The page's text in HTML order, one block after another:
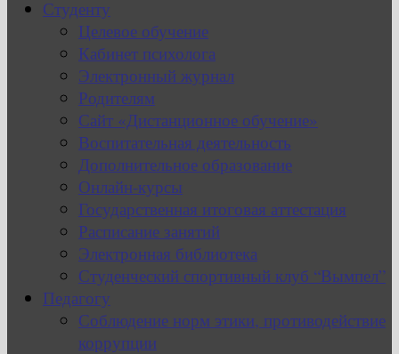
Студенту
Целевое обучение
Кабинет психолога
Электронный журнал
Родителям
Сайт «Дистанционное обучение»
Воспитательная деятельность
Дополнительное образование
Онлайн-курсы
Государственная итоговая аттестация
Расписание занятий
Электронная библиотека
Студенческий спортивный клуб “Вымпел”
Педагогу
Соблюдение норм этики, противодействие
коррупции